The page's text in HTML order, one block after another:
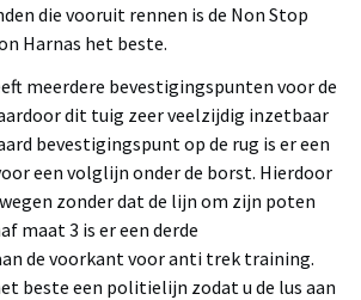
die vooruit rennen is de Non Stop
Harnas het beste.
meerdere bevestigingspunten voor de
dit tuig zeer veelzijdig inzetbaar
bevestigingspunt op de rug is er een
een volglijn onder de borst. Hierdoor
zonder dat de lijn om zijn poten
maat 3 is er een derde
de voorkant voor anti trek training.
beste een politielijn zodat u de lus aan